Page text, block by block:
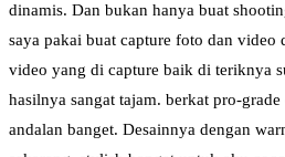
dinamis. Dan bukan hanya buat
saya pakai buat capture foto dan video
video yang di capture baik di teriknya
hasilnya sangat tajam. berkat pro-
andalan banget. Desainnya dengan